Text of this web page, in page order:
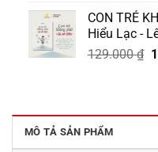
CON TRẺ
Hiểu Lạc -
129.000₫
MÔ TẢ SẢN PHẨM